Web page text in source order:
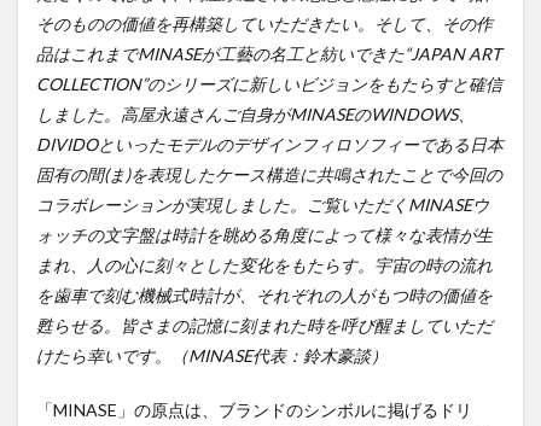
そのものの価値を再構築していただきたい。そして、その作
品はこれまでMINASEが工藝の名工と紡いできた“JAPAN ART
COLLECTION”のシリーズに新しいビジョンをもたらすと確信
しました。高屋永遠さんご自身がMINASEのWINDOWS、
DIVIDOといったモデルのデザインフィロソフィーである日本
固有の間(ま)を表現したケース構造に共鳴されたことで今回の
コラボレーションが実現しました。ご覧いただくMINASEウ
ォッチの文字盤は時計を眺める角度によって様々な表情が生
まれ、人の心に刻々とした変化をもたらす。宇宙の時の流れ
を歯車で刻む機械式時計が、それぞれの人がもつ時の価値を
甦らせる。皆さまの記憶に刻まれた時を呼び醒ましていただ
けたら幸いです。（MINASE代表：鈴木豪談）
「MINASE」の原点は、ブランドのシンボルに掲げるドリ